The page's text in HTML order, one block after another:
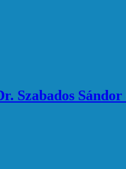
Szabados Sándor